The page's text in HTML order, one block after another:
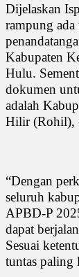
Dijelaskan
rampung
Kabupaten
Hulu.
dokumen
adalah
Hilir (Rohil),
“Dengan
seluruh
APBD-P
dapat
Sesuai
tuntas paling